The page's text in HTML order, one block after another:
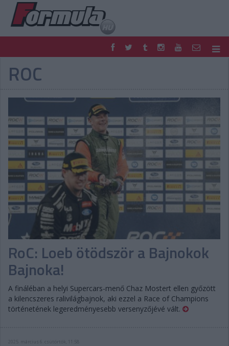
F1
FORMULA
PODCAST
SHOP
TIPPJÁTÉK
DIGITÁLIS MAGAZIN
PONTÁLLÁSOK
VERSENYNAPTÁRAK
ROC
RoC: Loeb ötödször a Bajnokok
Bajnoka!
A fináléban a helyi Supercars-menő Chaz Mostert ellen győzött
a kilencszeres ralivilágbajnok, aki ezzel a Race of Champions
történetének legeredményesebb versenyzőjévé vált.
2025. március 6. csütörtök, 11:58